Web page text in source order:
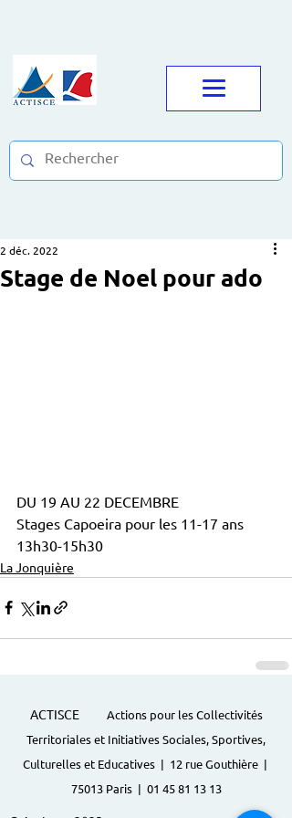
Stage de Noel pour ado
2 déc. 2022
DU 19 AU 22 DECEMBRE
Stages Capoeira pour les 11-17 ans
13h30-15h30
La Jonquière
ACTISCE
Actions pour les Collectivités
Territoriales et Initiatives Sociales, Sportives,
Culturelles et Educatives | 12 rue Gouthière |
75013 Paris | 01 45 81 13 13